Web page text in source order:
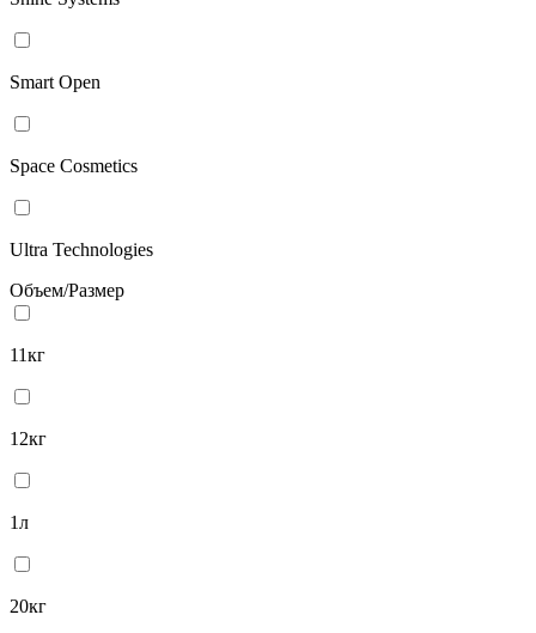
Smart Open
Space Cosmetics
Ultra Technologies
Объем/Размер
11кг
12кг
1л
20кг